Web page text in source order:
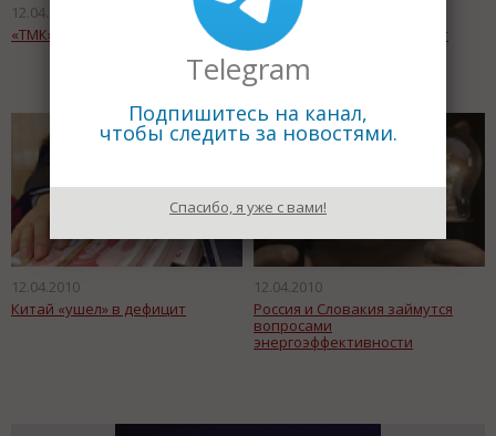
12.04.2010
«ТМК» рапортует о победах
12.04.2010
Утилизация авто набирает
обороты
12.04.2010
Китай «ушел» в дефицит
12.04.2010
Россия и Словакия займутся
вопросами
энергоэффективности
Telegram
Подпишитесь на канал,
чтобы следить за новостями.
Спасибо, я уже с вами!